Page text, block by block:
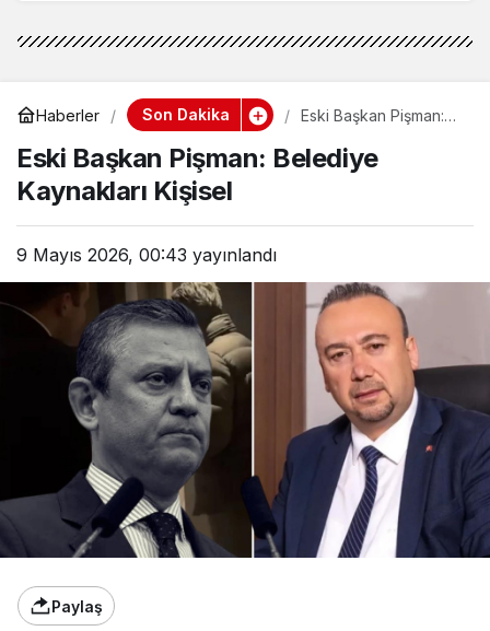
Haberler Son Dakika
Eski Başkan Pişman:
Kişisel
Eski Başkan Pişman: Belediye
Kaynakları Kişisel
9 Mayıs 2026, 00:43 yayınlandı
Paylaş